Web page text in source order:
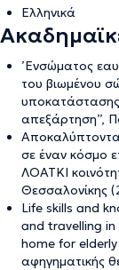
Ελληνικά
’Ενσώματος
του βιωμένου
απεξάρτηση”,
σε έναν κόσμο
ΛΟΑΤΚΙ
Θεσσαλονίκης
Life skills and
and travelling
home for elderly
αφηγηματικής